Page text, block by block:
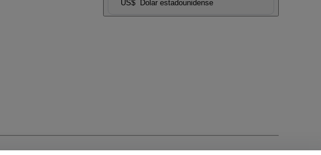
US$ Dolar estadounidense